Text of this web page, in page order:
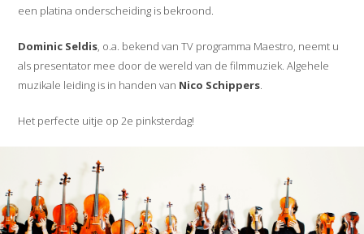
een platina onderscheiding is bekroond.
Dominic Seldis, o.a. bekend van TV programma Maestro, neemt u
als presentator mee door de wereld van de filmmuziek. Algehele
muzikale leiding is in handen van Nico Schippers.
Het perfecte uitje op 2e pinksterdag!